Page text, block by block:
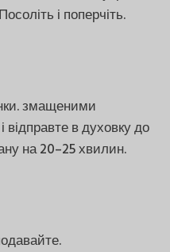
і поперчіть.
змащеними
відправте в духовку до
на 20–25 хвилин.